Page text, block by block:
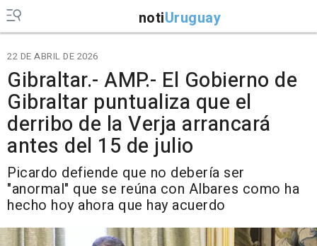
notiUruguay
22 DE ABRIL DE 2026
Gibraltar.- AMP.- El Gobierno de
Gibraltar puntualiza que el
derribo de la Verja arrancará
antes del 15 de julio
Picardo defiende que no debería ser
"anormal" que se reúna con Albares como ha
hecho hoy ahora que hay acuerdo